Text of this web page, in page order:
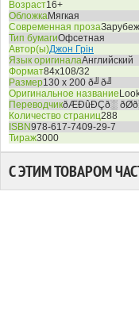
Возраст16+
ОбложкаМягкая
Современная проза
Тип бумагиОфсетная
Автор(ы)Джон Грін
Язык оригиналаАнглийский
Формат84x108/32
Размер130 x 200 ð╝ð╝
Оригинальное название
ПереводчикðÆÐûÐÇð░
Количество страниц288
ISBN978-617-7409-29-7
Тираж3000
С ЭТИМ ТОВАРОМ